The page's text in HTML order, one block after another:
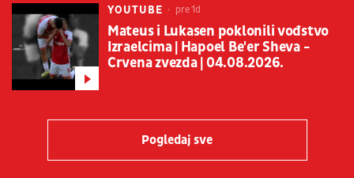
YOUTUBE pre 1d
Mateus i Lukasen poklonili vođstvo
Izraelcima | Hapoel Be'er Sheva -
Crvena zvezda | 04.08.2026.
Pogledaj sve